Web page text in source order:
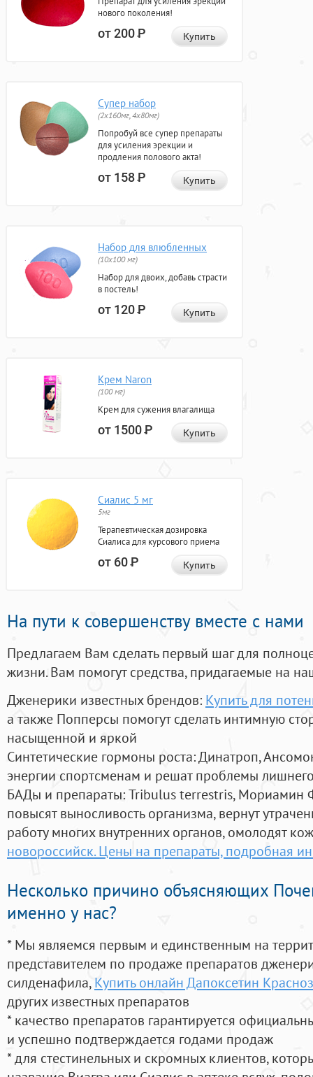
нового поколения!
от 200Р Купить
Супер набор
(2х160мг, 4х80мг)
Попробуй все супер препараты
для усиления эрекции и
продления полового акта!
от 158Р Купить
Набор для влюбленных
(10х100 мг)
Набор для двоих, добавь страсти
в постель!
от 120Р Купить
Крем Naron
(100 мг)
Крем для сужения влагалища
от 1500Р Купить
Сиалис 5 мг
5мг
Терапевтическая дозировка
Сиалиса для курсового приема
от 60Р Купить
На пути к совершенству вместе с нами
Предлагаем Вам сделать первый шаг для
жизни. Вам помогут средства, придагаемые на
Дженерики известных брендов: Купить для
а также Попперсы помогут сделать интимную
насыщенной и яркой
Синтетические гормоны роста: Динатроп,
энергии спортсменам и решат проблемы
БАДы и препараты:Tribulus terrestris, Мориамин
повысят выносливость организма, вернут
работу многих внутренних органов, омолодят
новороссийск. Цены на препараты, подробная
Несколько причино объясняющих
именно у нас?
* Мы являемся первым и единственным на
представителем по продаже препаратов
силденафила, Купить онлайн Дапоксетин
других известных препаратов
* качество препаратов гарантируется
и успешно подтверждается годами продаж
* для стестинельных и скромных клиентов,